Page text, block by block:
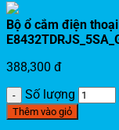
Bộ ổ cắm điện
388,300 đ
Số lượng
Thêm vào giỏ